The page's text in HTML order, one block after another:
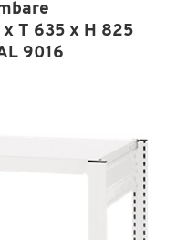
T 635 x H 825
9016